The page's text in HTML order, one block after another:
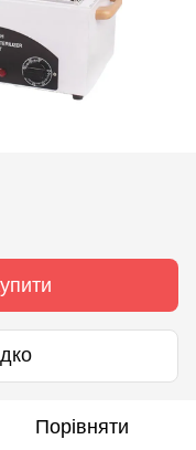
Порівняти